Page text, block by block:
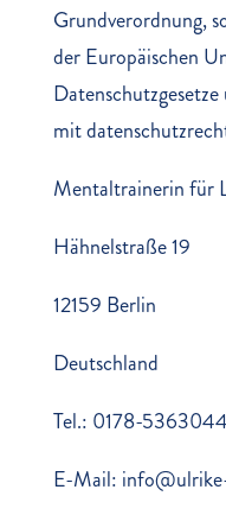
Grundverordnung,
der Europäischen
mit
Mentaltrainerin für
Hähnelstraße 19
12159 Berlin
Deutschland
Tel.: 0178-5363044
E-Mail: